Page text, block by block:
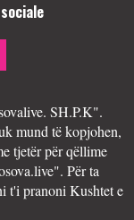
SH.P.K".
mund të kopjohen,
tjetër për qëllime
Për ta
t'i pranoni Kushtet e